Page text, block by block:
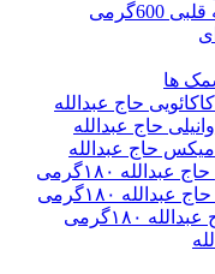
ها
حاج عبدالله
حاج عبدالله
حاج عبدالله
۱۸۰گرمی
۱۸۰گرمی
۱۸۰گرمی